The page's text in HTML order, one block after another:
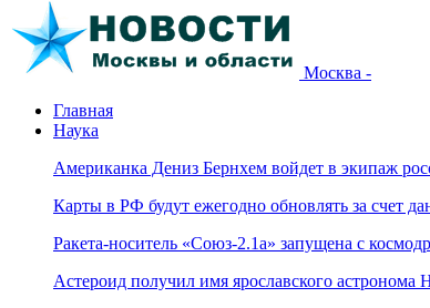
Москва -
Главная
Наука
Американка Дениз Бернхем войдет в экипаж
Карты в РФ будут ежегодно обновлять за счет
Ракета-носитель «Союз-2.1а» запущена с
Астероид получил имя ярославского астронома